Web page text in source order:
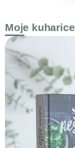
Moje kuharice